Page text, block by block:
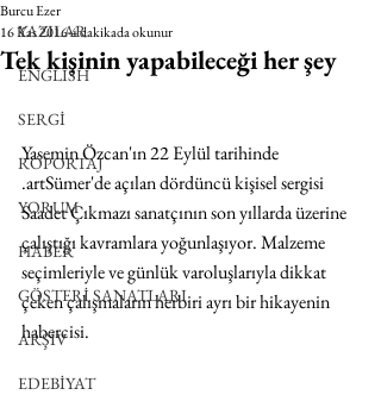
YAZILAR
ENGLISH
SERGİ
RÖPORTAJ
YORUM
HABER
GÖSTERİ SANATLARI
ARŞİV
EDEBİYAT
Tek kişinin yapabileceği her şey
Burcu Ezer
16 Kas 20164 dakikada okunur
Yasemin Özcan'ın 22 Eylül tarihinde
.artSümer'de açılan dördüncü kişisel sergisi
Saadet Çıkmazı sanatçının son yıllarda üzerine
çalıştığı kavramlara yoğunlaşıyor. Malzeme
seçimleriyle ve günlük varoluşlarıyla dikkat
çeken çalışmaların herbiri ayrı bir hikayenin
habercisi.